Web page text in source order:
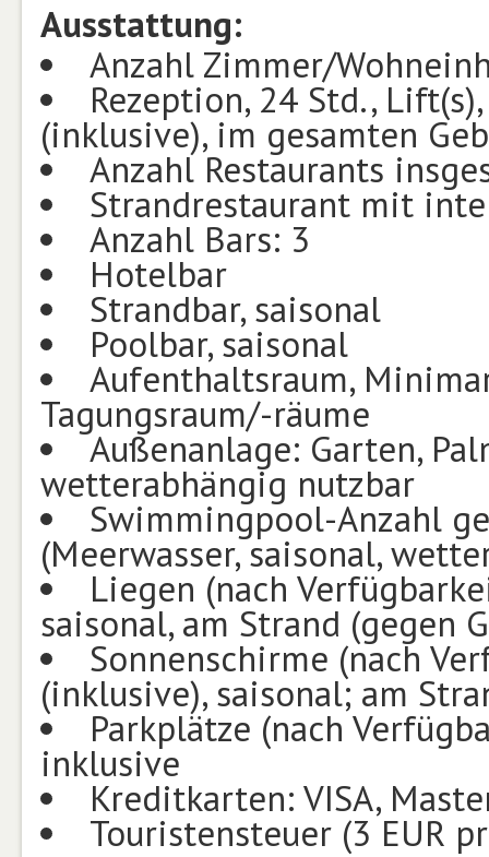
Ausstattung:
Anzahl Zimmer/
Rezeption, 24 Std.,
(inklusive), im gesamten
Anzahl Restaurants
Strandrestaurant mit
Anzahl Bars: 3
Hotelbar
Strandbar, saisonal
Poolbar, saisonal
Aufenthaltsraum,
Tagungsraum/-räume
Außenanlage: Garten,
wetterabhängig nutzbar
Swimmingpool-Anzahl
(Meerwasser, saisonal,
Liegen (nach
saisonal, am Strand (gegen
Sonnenschirme (nach
(inklusive), saisonal; am
Parkplätze (nach
inklusive
Kreditkarten: VISA,
Touristensteuer (3 EUR